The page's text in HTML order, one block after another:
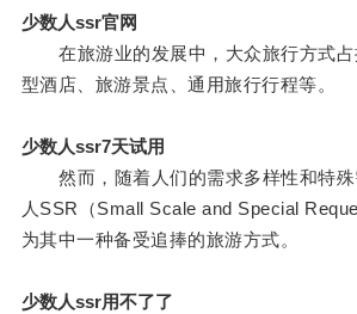
少数人ssr官网
在旅游业的发展中，大众旅行方式占
型酒店、旅游景点、通用旅行行程等。
少数人ssr7天试用
然而，随着人们的需求多样性和特殊
人SSR（Small Scale and Special
为其中一种备受追捧的旅游方式。
少数人ssr用不了了